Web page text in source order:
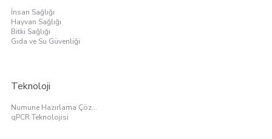
İnsan Sağlığı
Hayvan Sağlığı
Bitki Sağlığı
Gıda ve Su Güvenliği
Teknoloji
Numune Hazırlama Çözümleri
qPCR Teknolojisi